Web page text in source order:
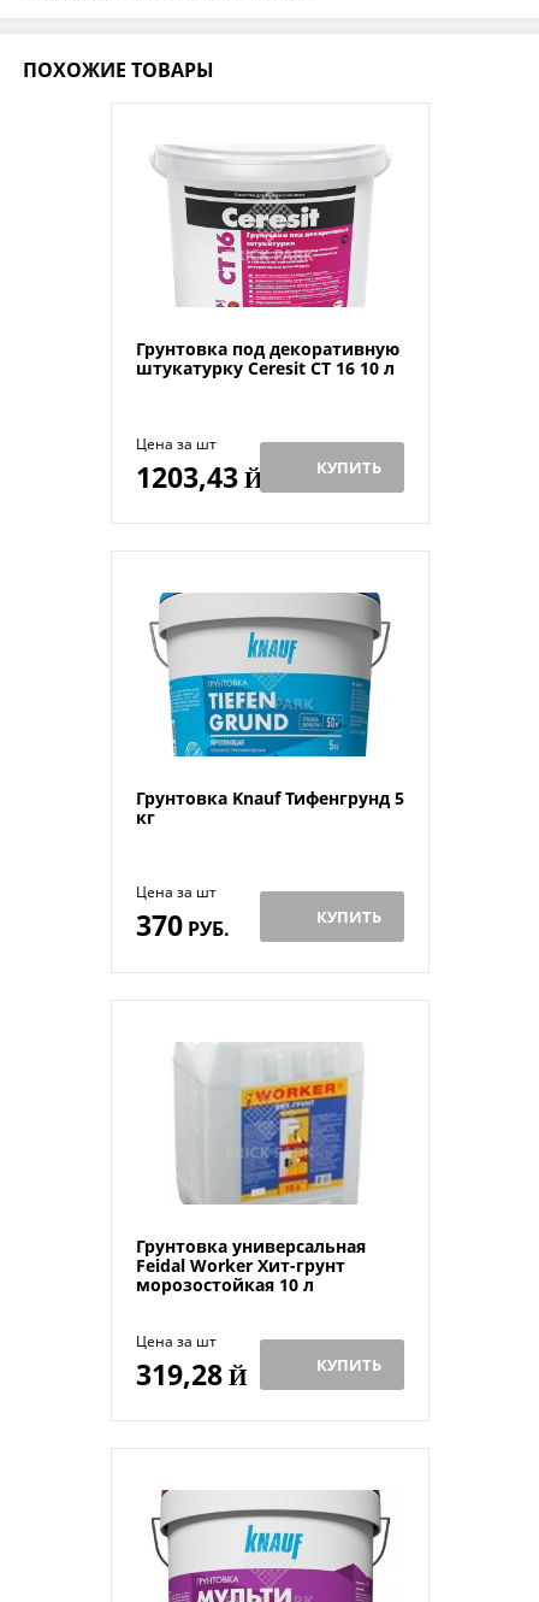
ПОХОЖИЕ ТОВАРЫ
Грунтовка под декоративную
штукатурку Ceresit CT 16 10 л
Цена за шт
1203,43Й КУПИТЬ
Грунтовка Knauf Тифенгрунд 5
кг
Цена за шт
370РУБ. КУПИТЬ
Грунтовка универсальная
Feidal Worker Хит-грунт
морозостойкая 10 л
Цена за шт
319,28Й КУПИТЬ